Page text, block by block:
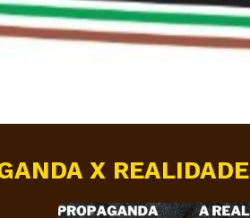
X REALIDADE